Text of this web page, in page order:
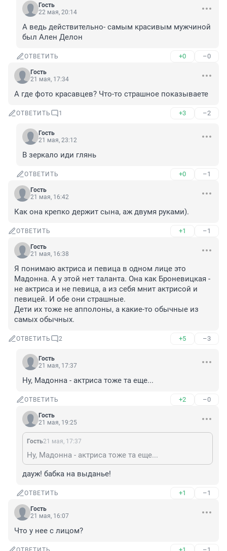
Гость
22 мая, 20:14
А ведь действительно- самым красивым мужчиной
был Ален Делон
ОТВЕТИТЬ +0 –0
Гость
21 мая, 17:34
А где фото красавцев? Что-то страшное показываете
ОТВЕТИТЬ 1 +3 –2
Гость
21 мая, 23:12
В зеркало иди глянь
ОТВЕТИТЬ +0 –1
Гость
21 мая, 16:42
Как она крепко держит сына, аж двумя руками).
ОТВЕТИТЬ +1 –1
Гость
21 мая, 16:38
Я понимаю актриса и певица в одном лице это
Мадонна. А у этой нет таланта. Она как Броневицкая -
не актриса и не певица, а из себя мнит актрисой и
певицей. И обе они страшные.
Дети их тоже не апполоны, а какие-то обычные из
самых обычных.
ОТВЕТИТЬ 2 +5 –3
Гость
21 мая, 17:37
Ну, Мадонна - актриса тоже та еще...
ОТВЕТИТЬ +2 –0
Гость
21 мая, 19:25
Гость21 мая, 17:37
Ну, Мадонна - актриса тоже та еще...
дауж! бабка на выданье!
ОТВЕТИТЬ +1 –1
Гость
21 мая, 16:07
Что у нее с лицом?